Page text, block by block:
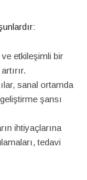
etkileşimli bir
sanal ortamda
şansı
ihtiyaçlarına
tedavi